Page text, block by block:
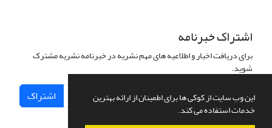
این وب سایت از کوکی ها برای اطمینان از ارائه بهترین
خدمات استفاده می کند.
اشتراک خبرنامه
برای دریافت اخبار و اطلاعیه های مهم نشریه در خبرنامه نشریه مشترک
شوید.
اشتراک